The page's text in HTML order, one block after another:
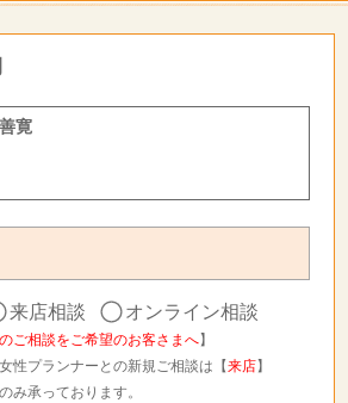
寛
来店相談 オンライン相談
ご相談をご希望のお客さまへ】
性プランナーとの新規ご相談は【来店】
み承っております。